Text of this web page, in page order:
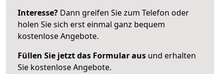
Interesse? Dann greifen Sie zum Telefon oder
holen Sie sich erst einmal ganz bequem
kostenlose Angebote.
Füllen Sie jetzt das Formular aus und erhalten
Sie kostenlose Angebote.